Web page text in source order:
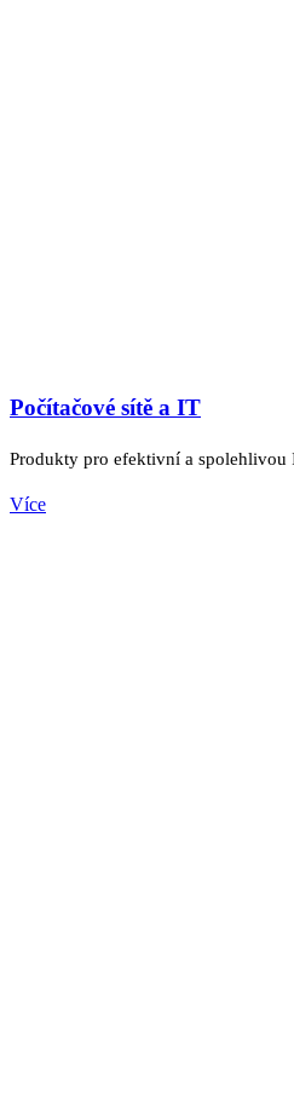
Počítačové sítě a IT
Produkty pro efektivní a spolehlivou
Více